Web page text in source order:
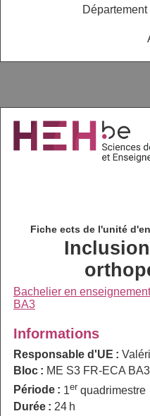
Fiche ects de l'unité
Bachelier en
BA3
Informations
Responsable d'UE :
Bloc : ME S3 FR-ECA BA3
Période : 1er quadrimestre
Durée : 24 h